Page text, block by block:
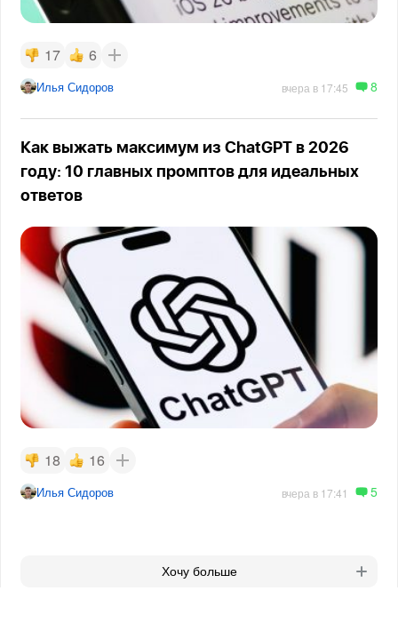
17 6
Илья Сидоров вчера в 17:45 8
Как выжать максимум из ChatGPT в 2026
году: 10 главных промптов для идеальных
ответов
18 16
Илья Сидоров вчера в 17:41 5
Хочу больше